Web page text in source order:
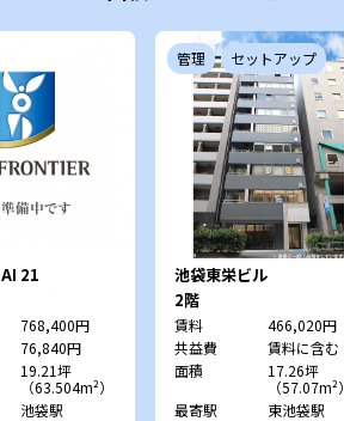
21
号館）
768,400円
76,840円
19.21坪
（63.504m²）
池袋駅
管理 セットアップ
池袋東栄ビル
2階
賃料
466,020円
共益費
賃料に含む
面積
17.26坪
（57.07m²）
最寄駅
東池袋駅